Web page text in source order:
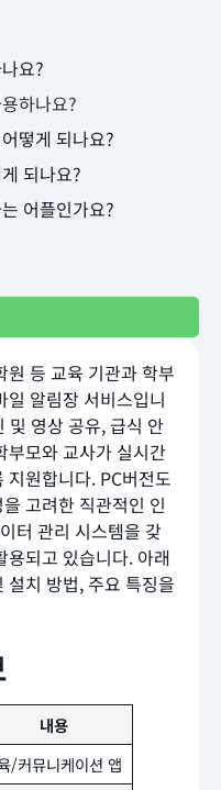
요?
하나요?
떻게 되나요?
되나요?
어플인가요?
원 등 교육 기관과 학부
알림장 서비스입니
및 영상 공유, 급식 안
부모와 교사가 실시간
원합니다. PC버전도
고려한 직관적인 인
터 관리 시스템을 갖
되고 있습니다. 아래
설치 방법, 주요 특징을
내용
/커뮤니케이션 앱